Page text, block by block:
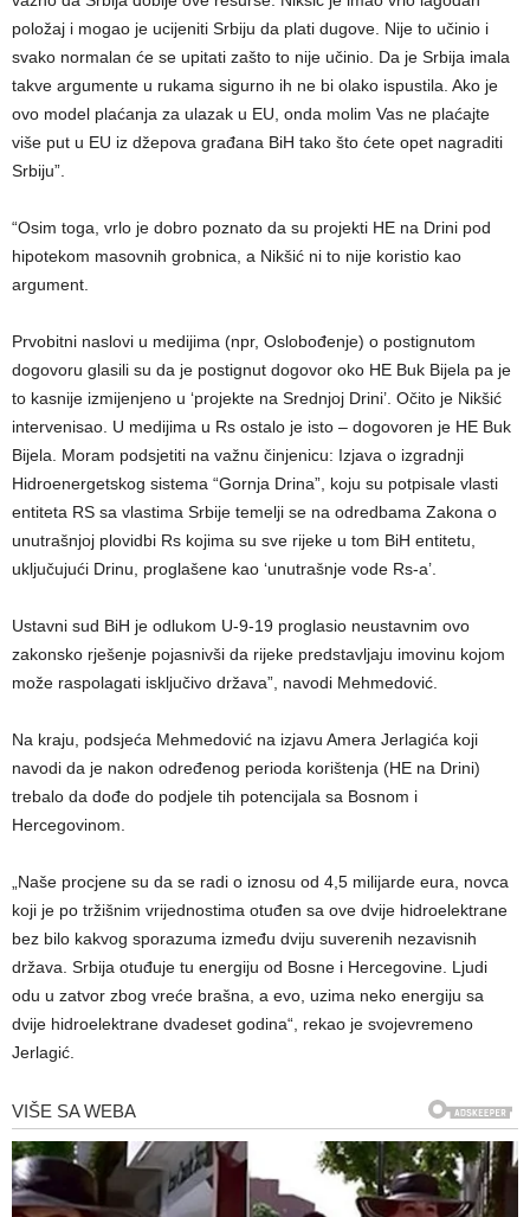
položaj i mogao je ucijeniti Srbiju da plati dugove. Nije to učinio i
svako normalan će se upitati zašto to nije učinio. Da je Srbija imala
takve argumente u rukama sigurno ih ne bi olako ispustila. Ako je
ovo model plaćanja za ulazak u EU, onda molim Vas ne plaćajte
više put u EU iz džepova građana BiH tako što ćete opet nagraditi
Srbiju”.
“Osim toga, vrlo je dobro poznato da su projekti HE na Drini pod
hipotekom masovnih grobnica, a Nikšić ni to nije koristio kao
argument.
Prvobitni naslovi u medijima (npr, Oslobođenje) o postignutom
dogovoru glasili su da je postignut dogovor oko HE Buk Bijela pa je
to kasnije izmijenjeno u ‘projekte na Srednjoj Drini’. Očito je Nikšić
intervenisao. U medijima u Rs ostalo je isto – dogovoren je HE Buk
Bijela. Moram podsjetiti na važnu činjenicu: Izjava o izgradnji
Hidroenergetskog sistema “Gornja Drina”, koju su potpisale vlasti
entiteta RS sa vlastima Srbije temelji se na odredbama Zakona o
unutrašnjoj plovidbi Rs kojima su sve rijeke u tom BiH entitetu,
uključujući Drinu, proglašene kao ‘unutrašnje vode Rs-a’.
Ustavni sud BiH je odlukom U-9-19 proglasio neustavnim ovo
zakonsko rješenje pojasnivši da rijeke predstavljaju imovinu kojom
može raspolagati isključivo država”, navodi Mehmedović.
Na kraju, podsjeća Mehmedović na izjavu Amera Jerlagića koji
navodi da je nakon određenog perioda korištenja (HE na Drini)
trebalo da dođe do podjele tih potencijala sa Bosnom i
Hercegovinom.
„Naše procjene su da se radi o iznosu od 4,5 milijarde eura, novca
koji je po tržišnim vrijednostima otuđen sa ove dvije hidroelektrane
bez bilo kakvog sporazuma između dviju suverenih nezavisnih
država. Srbija otuđuje tu energiju od Bosne i Hercegovine. Ljudi
odu u zatvor zbog vreće brašna, a evo, uzima neko energiju sa
dvije hidroelektrane dvadeset godina“, rekao je svojevremeno
Jerlagić.